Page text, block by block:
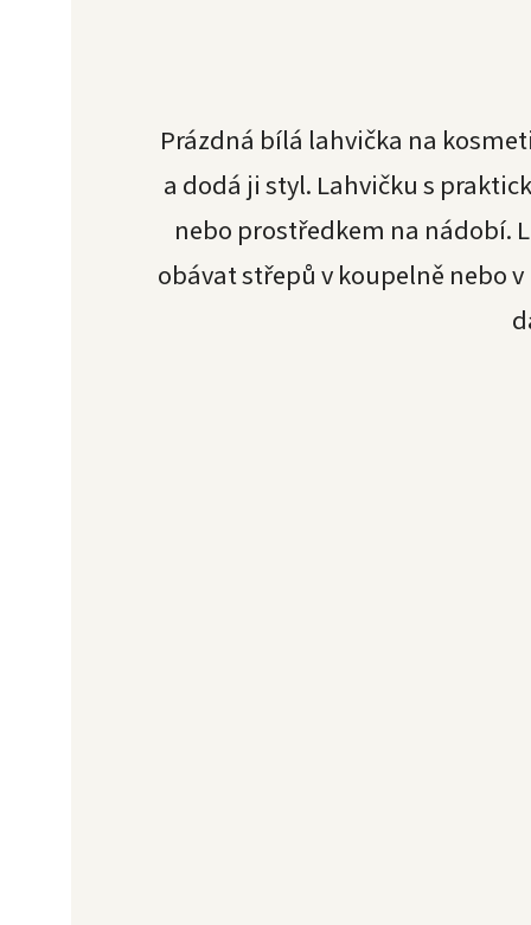
Prázdná bílá lahvička na
a dodá ji styl. Lahvičku s
nebo prostředkem na nádobí.
obávat střepů v koupelně nebo